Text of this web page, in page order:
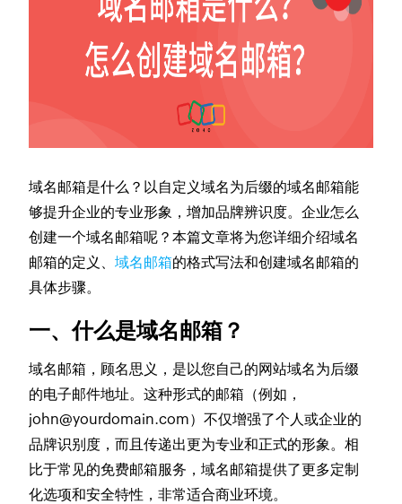
域名邮箱是什么？以自定义域名为后缀的域名邮箱能
够提升企业的专业形象，增加品牌辨识度。企业怎么
创建一个域名邮箱呢？本篇文章将为您详细介绍域名
邮箱的定义、域名邮箱的格式写法和创建域名邮箱的
具体步骤。
一、什么是域名邮箱？
域名邮箱，顾名思义，是以您自己的网站域名为后缀
的电子邮件地址。这种形式的邮箱（例如，
john@yourdomain.com）不仅增强了个人或企业的
品牌识别度，而且传递出更为专业和正式的形象。相
比于常见的免费邮箱服务，域名邮箱提供了更多定制
化选项和安全特性，非常适合商业环境。